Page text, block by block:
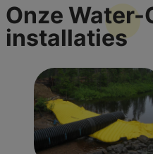
Onze Water-
installaties